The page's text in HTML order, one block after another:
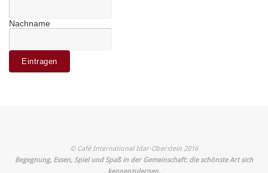
Nachname
© Café International Idar-Oberstein 2016
Begegnung, Essen, Spiel und Spaß in der Gemeinschaft: die schönste Art sich
kennenzulernen.